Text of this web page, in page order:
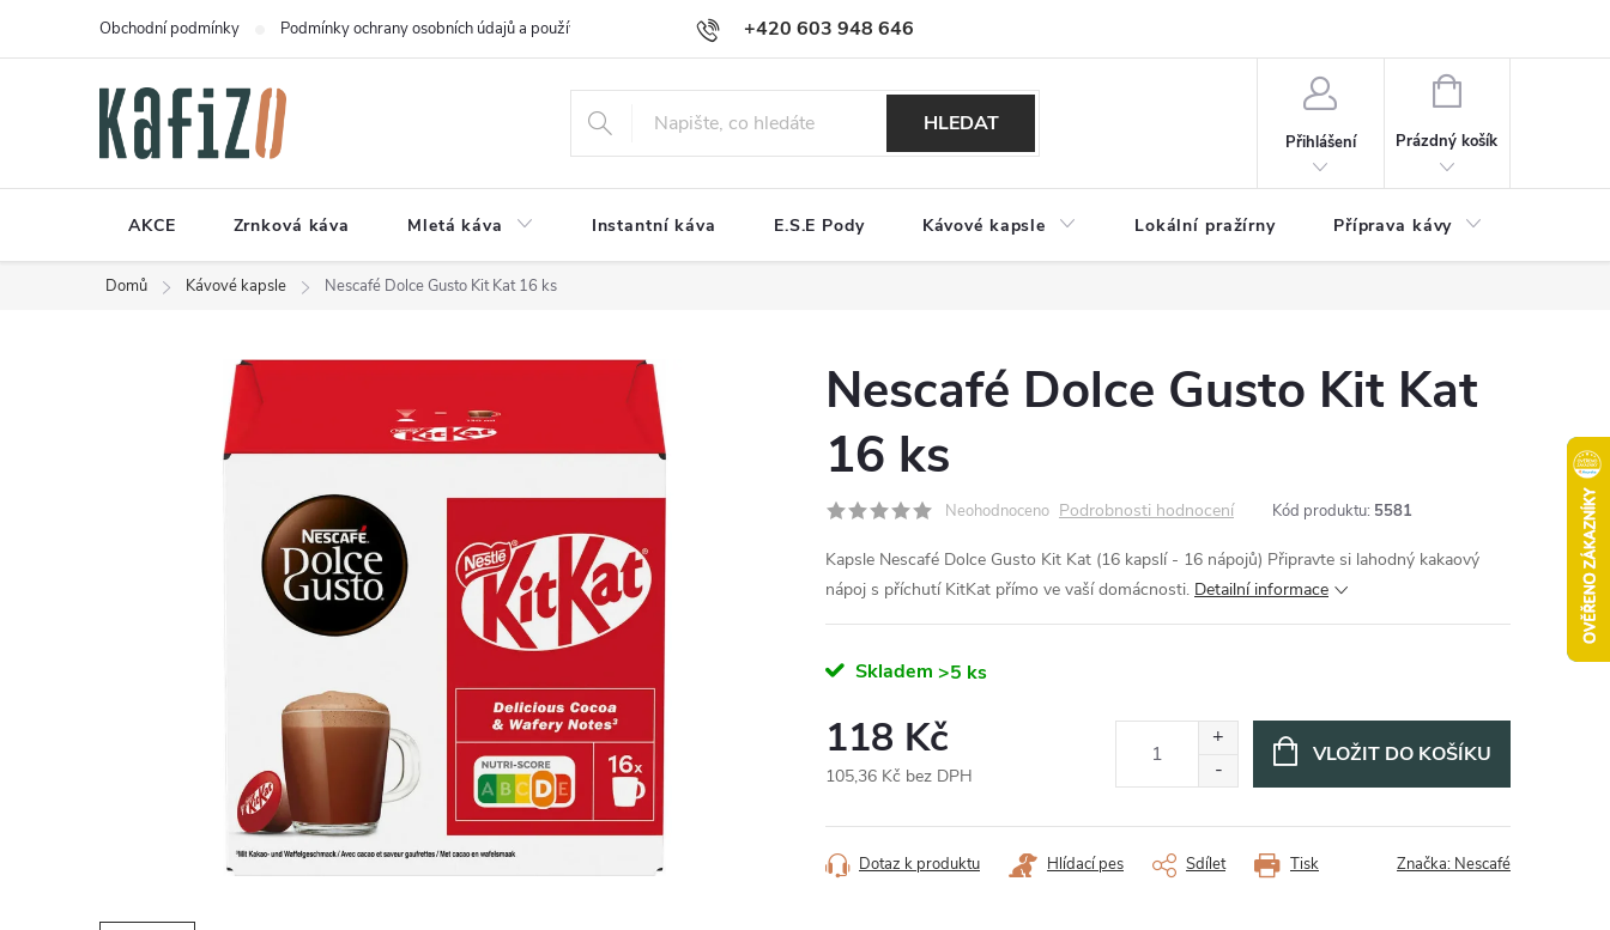
+420 603 948 646
Obchodní podmínky Podmínky ochrany osobních údajů a používání souborů cookies Reklamační řád Jak nakupovat
HLEDAT
Přihlášení
NÁKUPNÍ
Prázdný košík
AKCE Zrnková káva Mletá káva Instantní káva E.S.E Pody Kávové kapsle Lokální pražírny Příprava kávy
Domů Kávové kapsle Nescafé Dolce Gusto Kit Kat 16 ks
Nescafé Dolce Gusto Kit Kat
16 ks
Neohodnoceno Podrobnosti hodnocení Kód produktu: 5581
Kapsle Nescafé Dolce Gusto Kit Kat (16 kapslí - 16 nápojů) Připravte si lahodný kakaový
nápoj s příchutí KitKat přímo ve vaší domácnosti. Detailní informace
Skladem >5 ks
118 Kč
105,36 Kč bez DPH
cena:
VLOŽIT DO KOŠÍKU
Tisk
Dotaz k produktu Hlídací pes Sdílet Značka: Nescafé